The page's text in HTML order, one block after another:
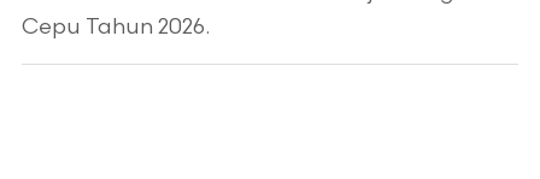
Cepu Tahun 2026.